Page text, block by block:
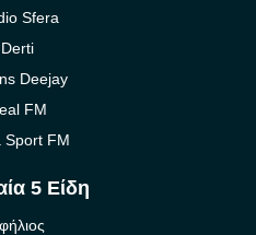
Sfera
Derti
Deejay
FM
Sport FM
5 Είδη